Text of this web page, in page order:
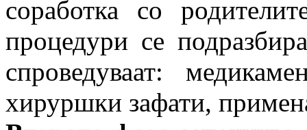
соработка со
процедури се
спроведуваат:
хируршки зафати,